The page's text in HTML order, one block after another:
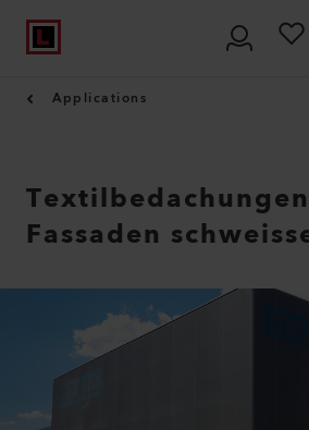
Applications
Fassaden